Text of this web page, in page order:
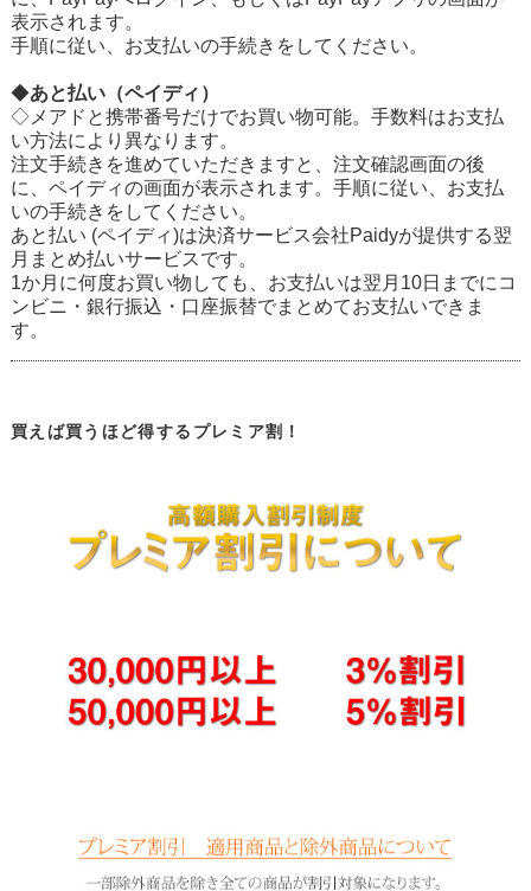
表示されます。
手順に従い、お支払いの手続きをしてください。
◆あと払い（ペイディ）
◇メアドと携帯番号だけでお買い物可能。手数料はお支払
い方法により異なります。
注文手続きを進めていただきますと、注文確認画面の後
に、ペイディの画面が表示されます。手順に従い、お支払
いの手続きをしてください。
あと払い (ペイディ)は決済サービス会社Paidyが提供する翌
月まとめ払いサービスです。
1か月に何度お買い物しても、お支払いは翌月10日までにコ
ンビニ・銀行振込・口座振替でまとめてお支払いできま
す。
買えば買うほど得するプレミア割！